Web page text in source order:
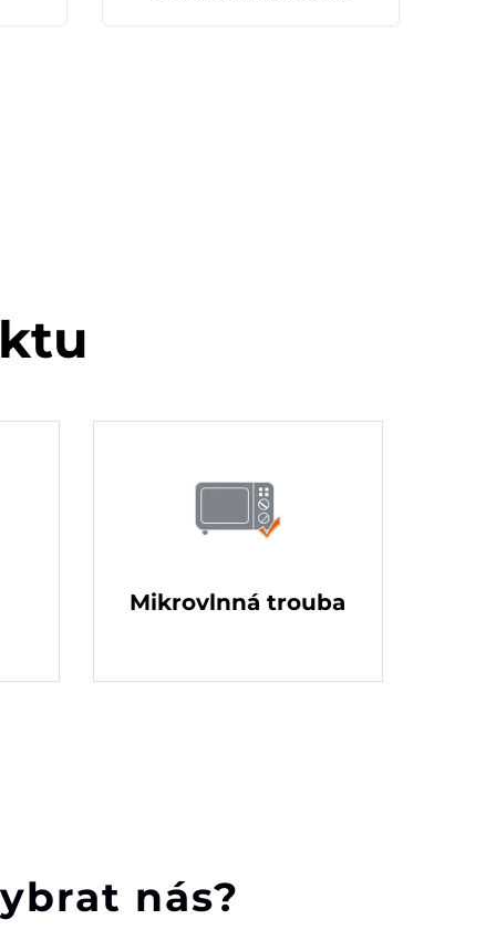
Mikrovlnná trouba
nás?